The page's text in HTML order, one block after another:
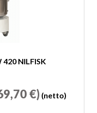
NILFISK
€) (netto)